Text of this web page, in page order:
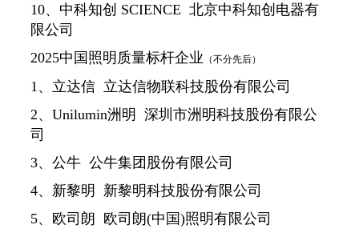
10、中科知创 SCIENCE 北京中科知创电器有
限公司
2025中国照明质量标杆企业 （不分先后）
1、立达信 立达信物联科技股份有限公司
2、Unilumin洲明 深圳市洲明科技股份有限公
司
3、公牛 公牛集团股份有限公司
4、新黎明 新黎明科技股份有限公司
5、欧司朗 欧司朗(中国)照明有限公司